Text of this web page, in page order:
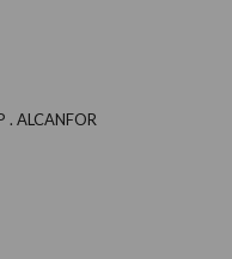
. ALCANFOR